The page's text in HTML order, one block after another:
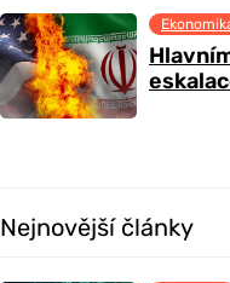
Nejnovější články